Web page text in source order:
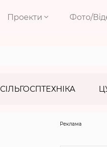
Проекти Фото/
СІЛЬГОСПТЕХНІКА
Реклама